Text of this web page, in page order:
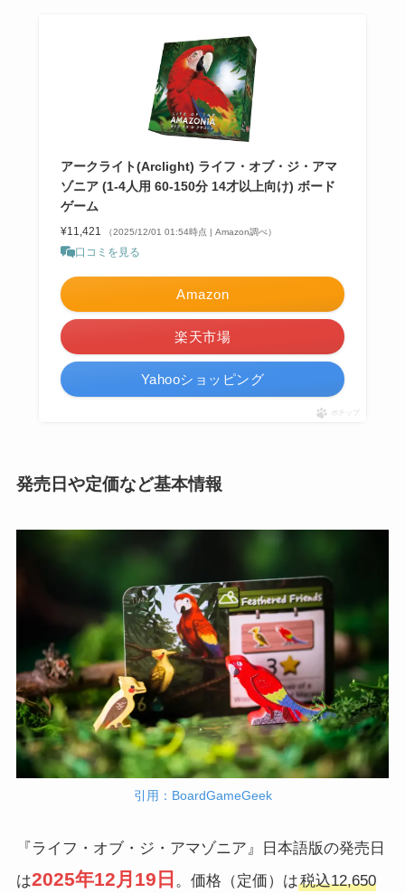
アークライト(Arclight) ライフ・オブ・ジ・アマ
ゾニア (1-4人用 60-150分 14才以上向け) ボード
ゲーム
¥11,421 （2025/12/01 01:54時点 | Amazon調べ）
口コミを見る
Amazon
楽天市場
Yahooショッピング
ポチップ
発売日や定価など基本情報
引用：BoardGameGeek
『ライフ・オブ・ジ・アマゾニア』日本語版の発売日
は2025年12月19日 。価格（定価）は税込12,650